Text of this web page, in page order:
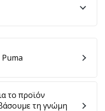
το προϊόν
τη γνώμη